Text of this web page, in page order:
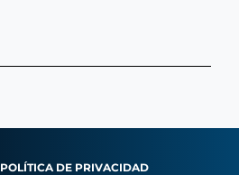
POLÍTICA DE PRIVACIDAD